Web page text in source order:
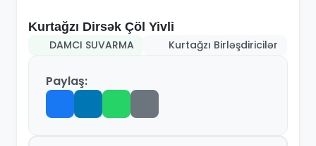
Kurtağzı Dirsək Çöl Yivli
DAMCI SUVARMA
Kurtağzı Birləşdiricilər
Paylaş: